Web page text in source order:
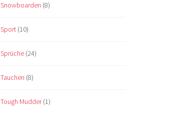
Snowboarden (8)
Sport (10)
Sprüche (24)
Tauchen (8)
Tough Mudder(1)